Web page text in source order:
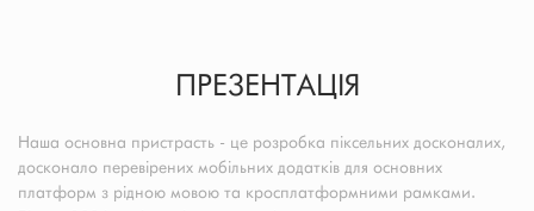
ПРЕЗЕНТАЦІЯ
Наша основна пристрасть - це розробка піксельних досконалих,
досконало перевірених мобільних додатків для основних
платформ з рідною мовою та кросплатформними рамками.